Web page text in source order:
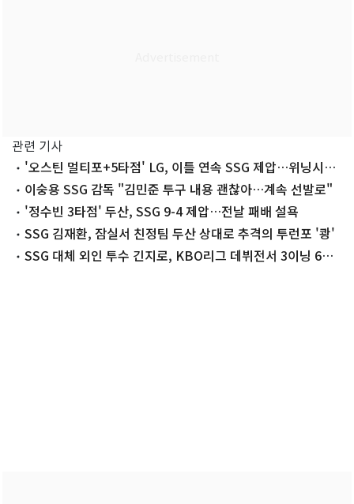
관련 기사
'오스틴 멀티포+5타점' LG, 이틀 연속 SSG 제압…위닝시리
즈 이숭용 SSG 감독 "김민준 투구 내용 괜찮아…계속 선발로"
'정수빈 3타점' 두산, SSG 9-4 제압…전날 패배 설욕
SSG 김재환, 잠실서 친정팀 두산 상대로 추격의 투런포 '쾅'
SSG 대체 외인 투수 긴지로, KBO리그 데뷔전서 3이닝 6실